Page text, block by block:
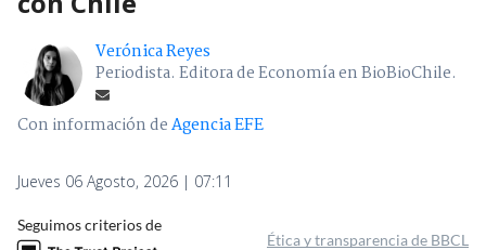
Verónica Reyes
Periodista. Editora de Economía en BioBioChile.
Con información deAgencia EFE
Jueves 06 Agosto, 2026 | 07:11
Seguimos criterios de
Ética y transparencia de BBCL